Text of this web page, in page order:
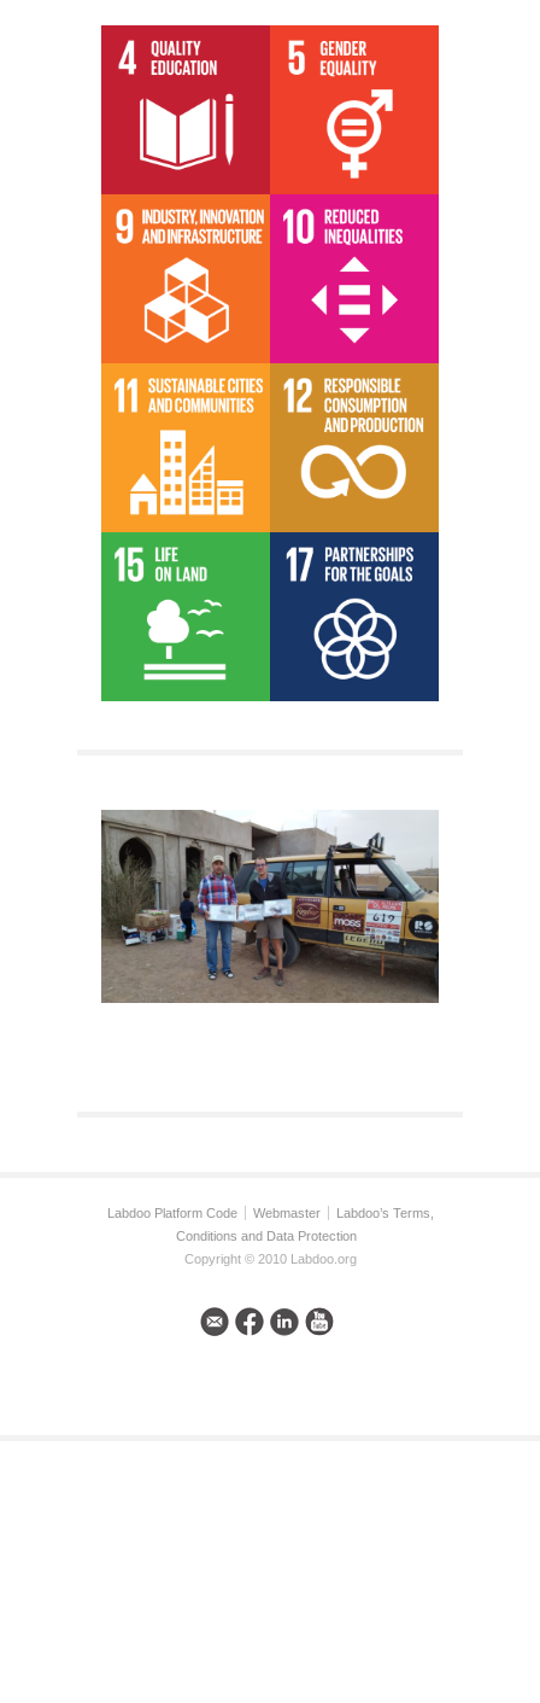
Labdoo Platform Code Webmaster
Labdoo’s Terms,
Conditions and Data Protection
Copyright © 2010 Labdoo.org